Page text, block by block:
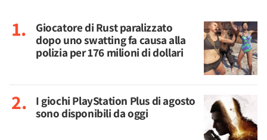
Giocatore di Rust paralizzato
dopo uno swatting fa causa alla
polizia per 176 milioni di dollari
I giochi PlayStation Plus di agosto
sono disponibili da oggi